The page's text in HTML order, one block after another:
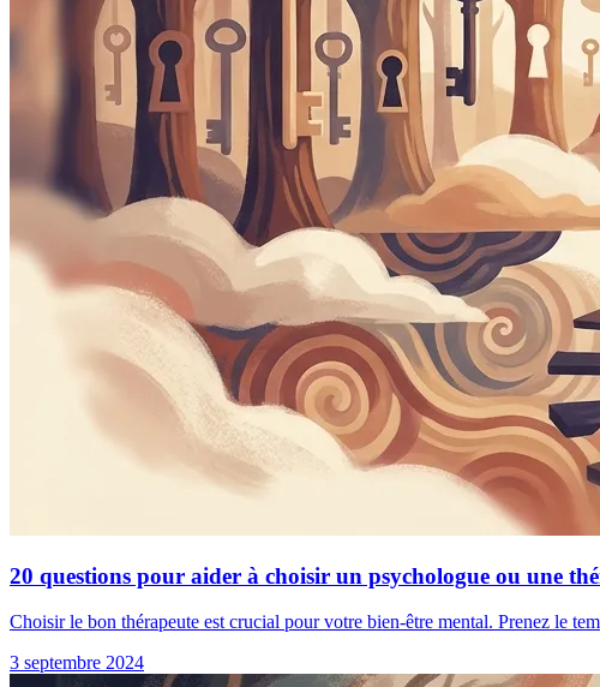
20 questions pour aider à choisir un psychologue ou une
Choisir le bon thérapeute est crucial pour votre bien-être mental. Prenez le
3 septembre 2024